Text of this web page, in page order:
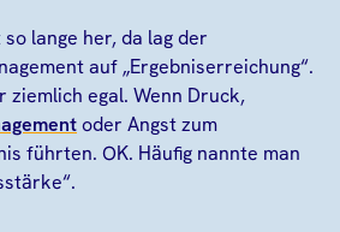
lange her, da lag der
auf „Ergebniserreichung“.
ziemlich egal. Wenn Druck,
oder Angst zum
führten. OK. Häufig nannte man